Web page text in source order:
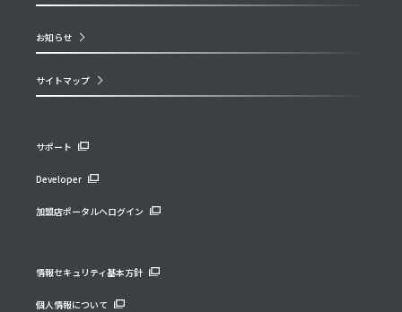
お知らせ
サイトマップ
サポート
Developer
加盟店ポータルへログイン
情報セキュリティ基本方針
個人情報について